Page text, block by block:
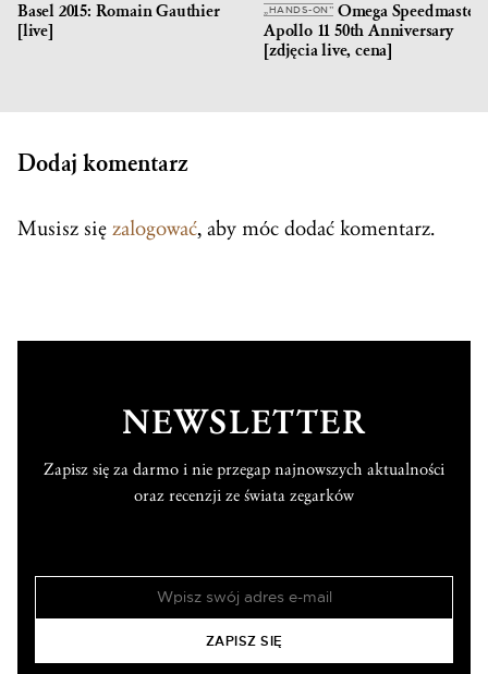
Basel 2015: Romain Gauthier
[live]
„HANDS-ON” Omega Speedmaster
Apollo 11 50th Anniversary
[zdjęcia live, cena]
Dodaj komentarz
Musisz się zalogować, aby móc dodać komentarz.
NEWSLETTER
Zapisz się za darmo i nie przegap najnowszych aktualności
oraz recenzji ze świata zegarków